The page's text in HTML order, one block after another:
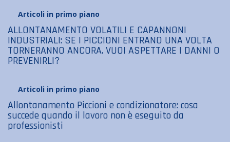
Articoli in primo piano
ALLONTANAMENTO VOLATILI E CAPANNONI
INDUSTRIALI: SE I PICCIONI ENTRANO UNA VOLTA
TORNERANNO ANCORA. VUOI ASPETTARE I DANNI O
PREVENIRLI?
Articoli in primo piano
Allontanamento Piccioni e condizionatore: cosa
succede quando il lavoro non è eseguito da
professionisti